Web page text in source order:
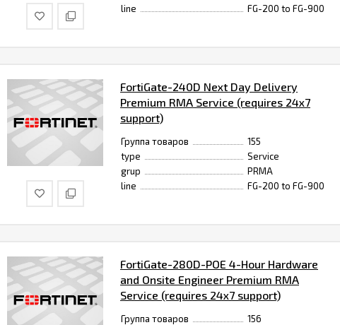
line
FG-200 to FG-900
FortiGate-240D Next Day Delivery
Premium RMA Service (requires 24x7
support)
Группа товаров
155
type
Service
grup
PRMA
line
FG-200 to FG-900
FortiGate-280D-POE 4-Hour Hardware
and Onsite Engineer Premium RMA
Service (requires 24x7 support)
Группа товаров
156